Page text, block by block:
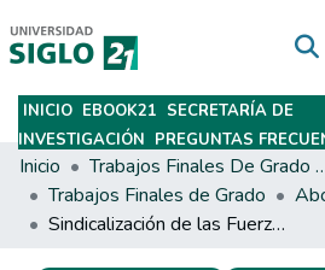
Subir
INICIO EBOOK21 SECRETARÍA DE
INVESTIGACIÓN PREGUNTAS
Inicio
Trabajos Finales
Trabajos Finales de Grado
Sindicalización de las Fuerzas de Seguridad, controversias y desigualdades